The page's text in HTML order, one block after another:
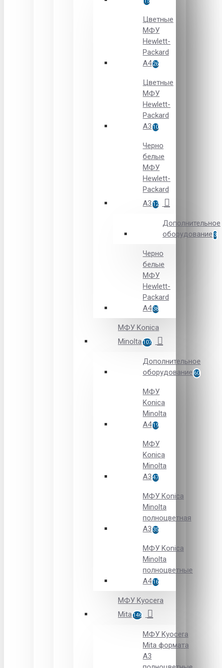
Цветные
МФУ
Hewlett-
Packard
A426
Цветные
МФУ
Hewlett-
Packard
А3 10
Черно
белые
МФУ
Hewlett-
Packard
А3 12
Дополнительное
оборудование 3
Черно
белые
МФУ
Hewlett-
Packard
А438
МФУ Konica
Minolta107
Дополнительное
оборудование 60
МФУ
Konica
Minolta
A419
МФУ
Konica
Minolta
A3 47
МФУ Konica
Minolta
полноцветная
А3 35
МФУ Konica
Minolta
полноцветные
А416
МФУ Kyocera
Mita146
МФУ Kyocera
Mita формата
A3